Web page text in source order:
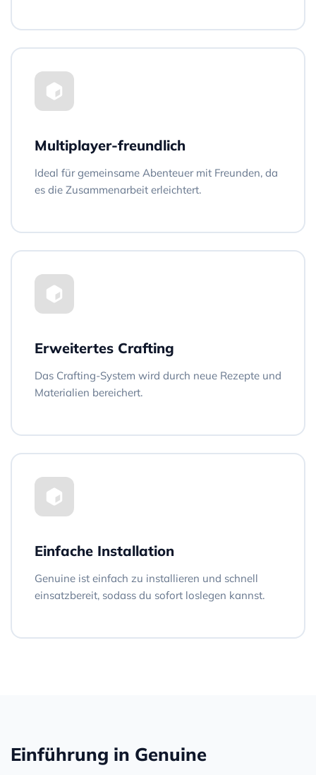
Multiplayer-freundlich
Ideal für gemeinsame Abenteuer mit Freunden, da
es die Zusammenarbeit erleichtert.
Erweitertes Crafting
Das Crafting-System wird durch neue Rezepte und
Materialien bereichert.
Einfache Installation
Genuine ist einfach zu installieren und schnell
einsatzbereit, sodass du sofort loslegen kannst.
Einführung in Genuine